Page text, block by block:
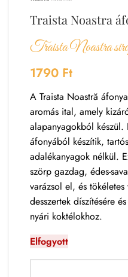
Traista Noastra
Traista Noastra
1790 Ft
A Traista Noastră
aromás ital, amely
alapanyagokból készül.
áfonyából készítik,
adalékanyagok nélkül.
szörp gazdag, édes-
varázsol el, és
desszertek díszítésére
nyári koktélokhoz.
Elfogyott